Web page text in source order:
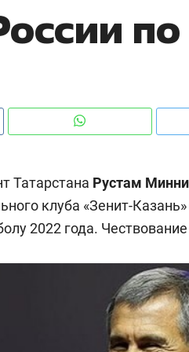
Татарстана Рустам
клуба «Зенит-
2022 года.
почему надо знать аксакалов и
Оман?
о
Рекомендуем
150 камер
ID вместо